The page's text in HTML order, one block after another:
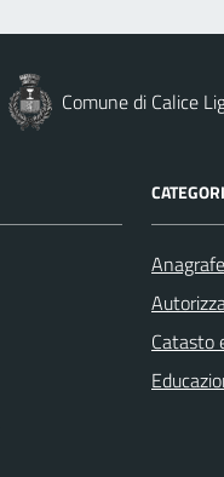
Comune di Calice
Catasto